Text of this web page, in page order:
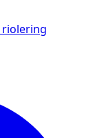
riolering